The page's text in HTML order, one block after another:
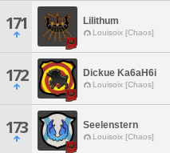
171 Lilithum
Louisoix [Chaos]
172 Dickue Ka6aH6i
Louisoix [Chaos]
173 Seelenstern
Louisoix [Chaos]